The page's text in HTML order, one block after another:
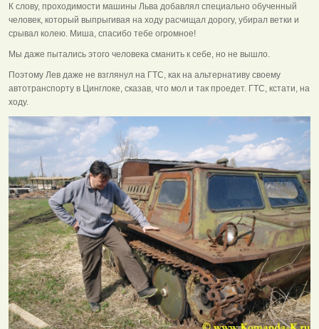
К слову, проходимости машины Льва добавлял специально обученный
человек, который выпрыгивая на ходу расчищал дорогу, убирал ветки и
срывал колею. Миша, спасибо тебе огромное!
Мы даже пытались этого человека сманить к себе, но не вышло.
Поэтому Лев даже не взглянул на ГТС, как на альтернативу своему
автотранспорту в Цинглоке, сказав, что мол и так проедет. ГТС, кстати, на
ходу.